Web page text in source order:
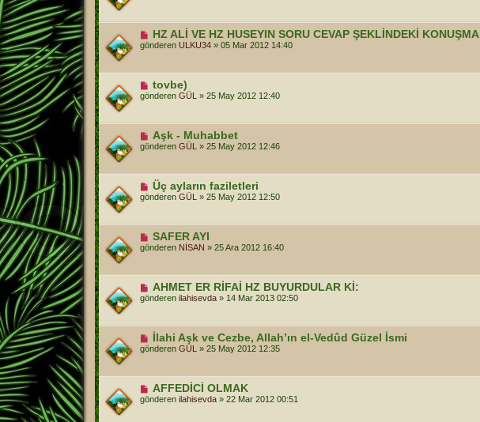
HZ ALİ VE HZ HUSEYIN SORU CEVAP ŞEKLİNDEKİ KONUŞMA
gönderen ULKU34 » 05 Mar 2012 14:40
tovbe)
gönderen GÜL » 25 May 2012 12:40
Aşk - Muhabbet
gönderen GÜL » 25 May 2012 12:46
Üç ayların faziletleri
gönderen GÜL » 25 May 2012 12:50
SAFER AYI
gönderen NİSAN » 25 Ara 2012 16:40
AHMET ER RİFAİ HZ BUYURDULAR Kİ:
gönderen ilahisevda » 14 Mar 2013 02:50
İlahi Aşk ve Cezbe, Allah’ın el-Vedûd Güzel İsmi
gönderen GÜL » 25 May 2012 12:35
AFFEDİCİ OLMAK
gönderen ilahisevda » 22 Mar 2012 00:51